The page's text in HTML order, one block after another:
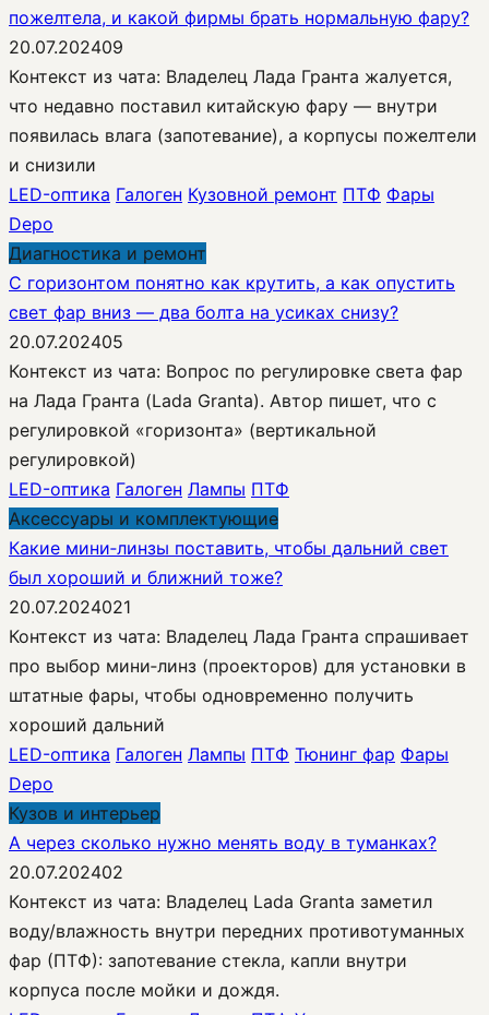
пожелтела, и какой фирмы брать нормальную фару?
20.07.202409
Контекст из чата: Владелец Лада Гранта жалуется,
что недавно поставил китайскую фару — внутри
появилась влага (запотевание), а корпусы пожелтели
и снизили
LED-оптика Галоген Кузовной ремонт ПТФ Фары
Depo
Диагностика и ремонт
С горизонтом понятно как крутить, а как опустить
свет фар вниз — два болта на усиках снизу?
20.07.202405
Контекст из чата: Вопрос по регулировке света фар
на Лада Гранта (Lada Granta). Автор пишет, что с
регулировкой «горизонта» (вертикальной
регулировкой)
LED-оптика Галоген Лампы ПТФ
Аксессуары и комплектующие
Какие мини‑линзы поставить, чтобы дальний свет
был хороший и ближний тоже?
20.07.2024021
Контекст из чата: Владелец Лада Гранта спрашивает
про выбор мини‑линз (проекторов) для установки в
штатные фары, чтобы одновременно получить
хороший дальний
LED-оптика Галоген Лампы ПТФ Тюнинг фар Фары
Depo
Кузов и интерьер
А через сколько нужно менять воду в туманках?
20.07.202402
Контекст из чата: Владелец Lada Granta заметил
воду/влажность внутри передних противотуманных
фар (ПТФ): запотевание стекла, капли внутри
корпуса после мойки и дождя.